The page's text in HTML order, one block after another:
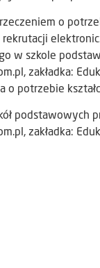
o
rekrutacji
w szkole
zakładka:
o potrzebie
podstawowych
zakładka: